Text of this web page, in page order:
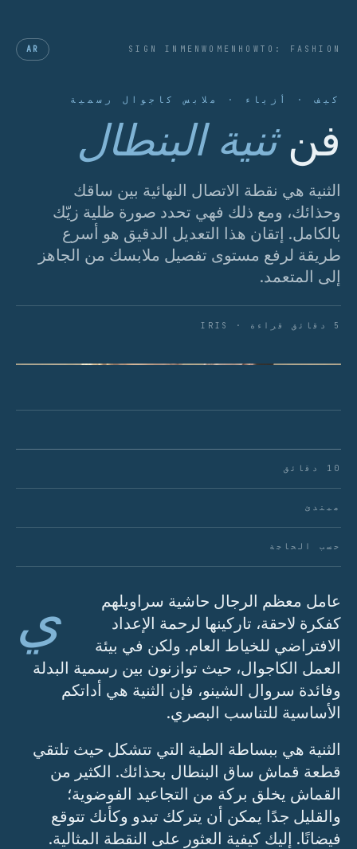
HOWTO: FASHION
WOMEN
MEN
SIGN IN
AR
كيف · أزياء · ملابس كاجوال رسمية
فنثنية البنطال
الثنية هي نقطة الاتصال النهائية بين ساقك
وحذائك، ومع ذلك فهي تحدد صورة ظلية زيّك
بالكامل. إتقان هذا التعديل الدقيق هو أسرع
طريقة لرفع مستوى تفصيل ملابسك من الجاهز
إلى المتعمد.
5 دقائق قراءة · IRIS
10 دقائق
مبتدئ
حسب الحاجة
ي
عامل معظم الرجال حاشية سراويلهم
كفكرة لاحقة، تاركينها لرحمة الإعداد
الافتراضي للخياط العام. ولكن في بيئة
العمل الكاجوال، حيث توازنون بين رسمية البدلة
وفائدة سروال الشينو، فإن الثنية هي أداتكم
الأساسية للتناسب البصري.
الثنية هي ببساطة الطية التي تتشكل حيث تلتقي
قطعة قماش ساق البنطال بحذائك. الكثير من
القماش يخلق بركة من التجاعيد الفوضوية؛
والقليل جدًا يمكن أن يتركك تبدو وكأنك تتوقع
فيضانًا. إليك كيفية العثور على النقطة المثالية.